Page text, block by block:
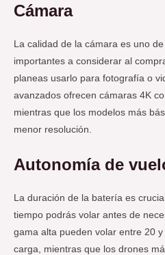
Cámara
La calidad de la cámara es uno
importantes a considerar al
planeas usarlo para fotografía o
avanzados ofrecen cámaras 4K
mientras que los modelos más
menor resolución.
Autonomía de
La duración de la batería es
tiempo podrás volar antes de
gama alta pueden volar entre 20
carga, mientras que los drones